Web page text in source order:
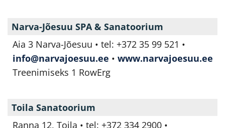
Narva-Jõesuu SPA & Sanatoorium
Aia 3 Narva-Jõesuu • tel: +372 35 99 521 •
info@narvajoesuu.ee • www.narvajoesuu.ee
Treenimiseks 1 RowErg
Toila Sanatoorium
Ranna 12, Toila • tel: +372 334 2900 •